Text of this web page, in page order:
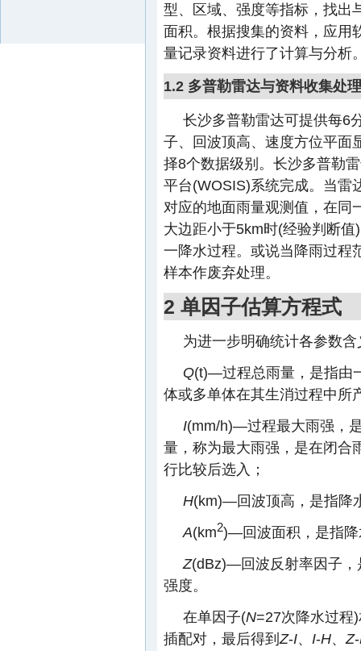
型、区域、强度等指标，找出
面积。根据搜集的资料，应用
量记录资料进行了计算与分析
1.2 多普勒雷达与资料收集处理
长沙多普勒雷达可提供每6
子、回波顶高、速度方位平面
择8个数据级别。长沙多普勒
平台(WOSIS)系统完成。当雷
对应的地面雨量观测值，在同
大边距小于5km时(经验判断
一降水过程。或说当降雨过程
样本作废弃处理。
2 单因子估算方程式
为进一步明确统计各参数
Q(t)—过程总雨量，是指由
体或多单体在其生消过程中所
I(mm/h)—过程最大雨强，
量，称为最大雨强，是在闭合
行比较后选入；
H(km)—回波顶高，是指降
A(km2)—回波面积，是指降
Z(dBz)—回波反射率因子，
强度。
在单因子(N=27次降水过程
插配对，最后得到 Z-I、 I-H、 Z-